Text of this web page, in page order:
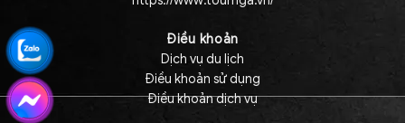
Điều khoản
Dịch vụ du lịch
Điều khoản sử dụng
Điều khoản dịch vụ